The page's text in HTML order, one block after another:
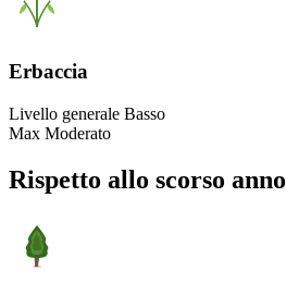
Erbaccia
Livello generale Basso
Max Moderato
Rispetto allo scorso anno